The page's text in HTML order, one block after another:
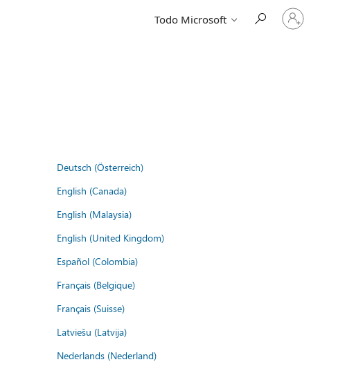
Todo Microsoft
Iniciar
sesión
Deutsch (Österreich)
English (Canada)
English (Malaysia)
English (United Kingdom)
Español (Colombia)
Français (Belgique)
Français (Suisse)
Latviešu (Latvija)
Nederlands (Nederland)